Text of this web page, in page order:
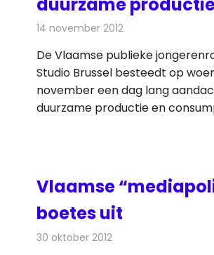
14 november 2012Redactie
Radionieuws
De Vlaamse publieke
Studio Brussel besteedt op
november een dag lang
duurzame productie en
Vlaamse
boetes uit
30 oktober 2012Redactie
Televisienieuws